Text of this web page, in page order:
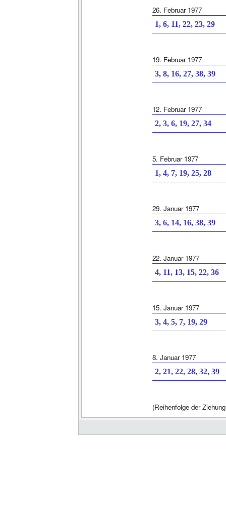
26. Februar 1977
1, 6, 11, 22, 23, 29
19. Februar 1977
3, 8, 16, 27, 38, 39
12. Februar 1977
2, 3, 6, 19, 27, 34
5. Februar 1977
1, 4, 7, 19, 25, 28
29. Januar 1977
3, 6, 14, 16, 38, 39
22. Januar 1977
4, 11, 13, 15, 22, 36
15. Januar 1977
3, 4, 5, 7, 19, 29
8. Januar 1977
2, 21, 22, 28, 32, 39
(Reihenfolge der